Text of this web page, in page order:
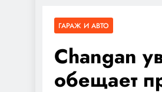
ГАРАЖ И АВТО
Changan
обещает